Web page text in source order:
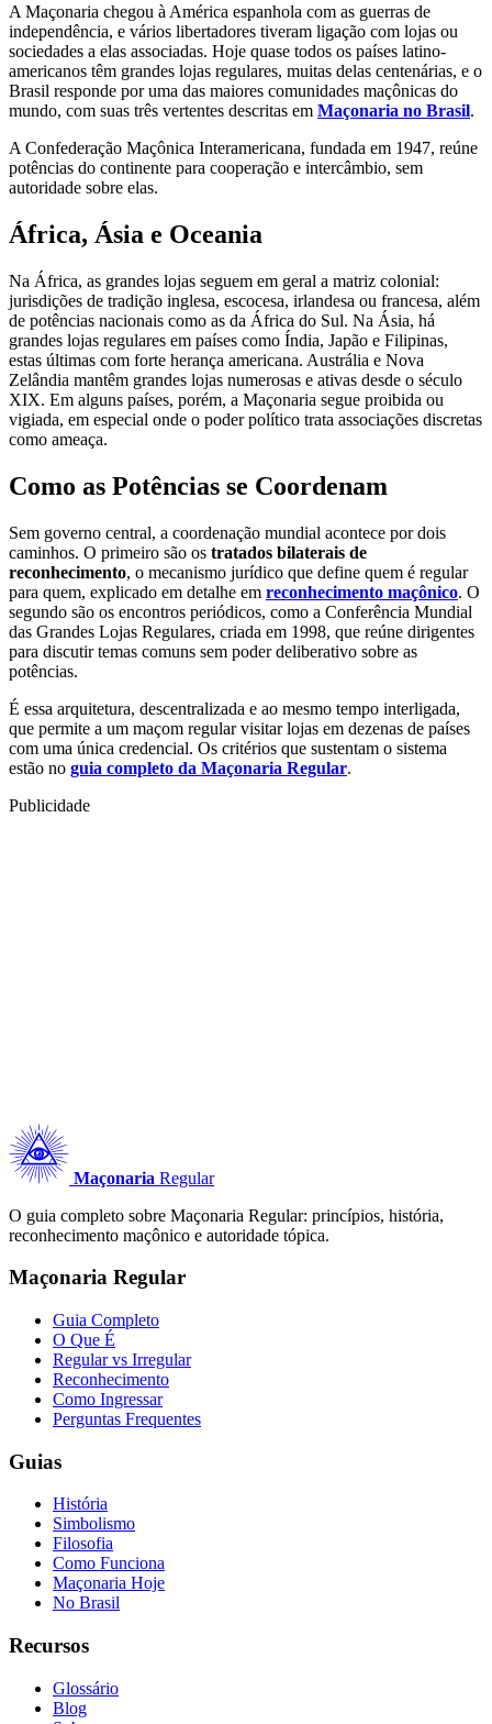
A Maçonaria chegou à América espanhola com as guerras de
independência, e vários libertadores tiveram ligação com lojas ou
sociedades a elas associadas. Hoje quase todos os países latino-
americanos têm grandes lojas regulares, muitas delas centenárias, e o
Brasil responde por uma das maiores comunidades maçônicas do
mundo, com suas três vertentes descritas em Maçonaria no Brasil.
A Confederação Maçônica Interamericana, fundada em 1947, reúne
potências do continente para cooperação e intercâmbio, sem
autoridade sobre elas.
África, Ásia e Oceania
Na África, as grandes lojas seguem em geral a matriz colonial:
jurisdições de tradição inglesa, escocesa, irlandesa ou francesa, além
de potências nacionais como as da África do Sul. Na Ásia, há
grandes lojas regulares em países como Índia, Japão e Filipinas,
estas últimas com forte herança americana. Austrália e Nova
Zelândia mantêm grandes lojas numerosas e ativas desde o século
XIX. Em alguns países, porém, a Maçonaria segue proibida ou
vigiada, em especial onde o poder político trata associações discretas
como ameaça.
Como as Potências se Coordenam
Sem governo central, a coordenação mundial acontece por dois
caminhos. O primeiro são os tratados bilaterais de
reconhecimento, o mecanismo jurídico que define quem é regular
para quem, explicado em detalhe em reconhecimento maçônico. O
segundo são os encontros periódicos, como a Conferência Mundial
das Grandes Lojas Regulares, criada em 1998, que reúne dirigentes
para discutir temas comuns sem poder deliberativo sobre as
potências.
É essa arquitetura, descentralizada e ao mesmo tempo interligada,
que permite a um maçom regular visitar lojas em dezenas de países
com uma única credencial. Os critérios que sustentam o sistema
estão no guia completo da Maçonaria Regular.
Publicidade
Maçonaria Regular
O guia completo sobre Maçonaria Regular: princípios, história,
reconhecimento maçônico e autoridade tópica.
Maçonaria Regular
Guia Completo
O Que É
Regular vs Irregular
Reconhecimento
Como Ingressar
Perguntas Frequentes
Guias
História
Simbolismo
Filosofia
Como Funciona
Maçonaria Hoje
No Brasil
Recursos
Glossário
Blog